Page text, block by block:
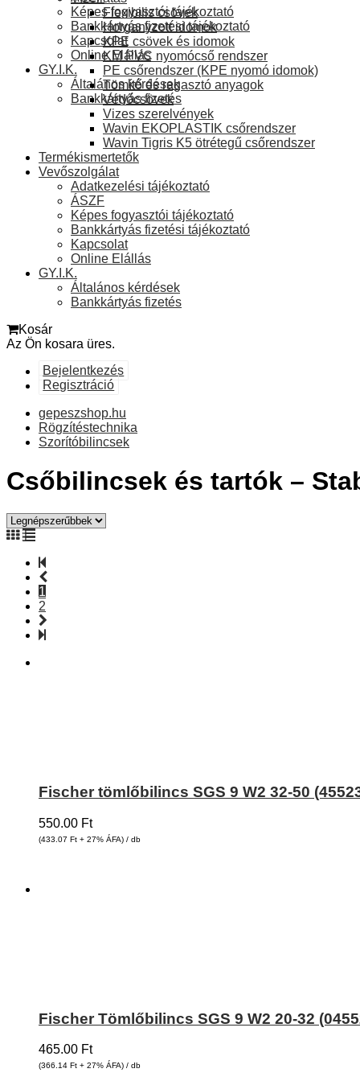
Képes fogyasztói tájékoztató
Bankkártyás fizetési tájékoztató
Kapcsolat
Online Elállás
GY.I.K.
Általános kérdések
Bankkártyás fizetés
Flexibilis csövek
Horganyzott idomok
KPE csövek és idomok
KM PVC nyomócső rendszer
PE csőrendszer (KPE nyomó idomok)
Tömítő és ragasztó anyagok
Védőcsövek
Vizes szerelvények
Wavin EKOPLASTIK csőrendszer
Wavin Tigris K5 ötrétegű csőrendszer
Termékismertetők
Vevőszolgálat
Adatkezelési tájékoztató
ÁSZF
Képes fogyasztói tájékoztató
Bankkártyás fizetési tájékoztató
Kapcsolat
Online Elállás
GY.I.K.
Általános kérdések
Bankkártyás fizetés
Kosár
Az Ön kosara üres.
Bejelentkezés
Regisztráció
gepeszshop.hu
Rögzítéstechnika
Szorítóbilincsek
Csőbilincsek és tartók –
1
2
Fischer tömlőbilincs SGS 9 W2 32-50
550.00 Ft
(433.07 Ft + 27% ÁFA) / db
Fischer Tömlőbilincs SGS 9 W2 20-32
465.00 Ft
(366.14 Ft + 27% ÁFA) / db